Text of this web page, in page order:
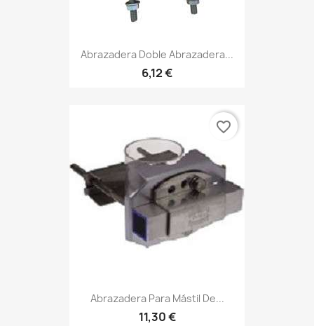
Abrazadera Doble Abrazadera...
6,12 €
Abrazadera Para Mástil De...
11,30 €
favorite_border